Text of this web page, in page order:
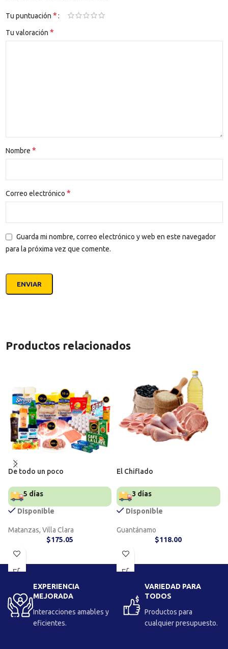
Tu puntuación *
Tu valoración *
Nombre *
Correo electrónico *
Guarda mi nombre, correo electrónico y web en este navegador
para la próxima vez que comente.
Productos relacionados
De todo un poco
5 días
Disponible
Matanzas, Villa Clara
$175.05
El Chiflado
3 días
Disponible
Guantánamo
$118.00
EXPERIENCIA
MEJORADA
Interacciones amables y
eficientes.
VARIEDAD PARA
TODOS
Productos para
cualquier presupuesto.